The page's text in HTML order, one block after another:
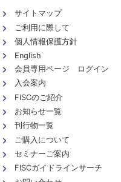
サイトマップ
ご利用に際して
個人情報保護方針
English
会員専用ページ ログイン
入会案内
FISCのご紹介
お知らせ一覧
刊行物一覧
ご購入について
セミナーご案内
FISCガイドラインサーチ